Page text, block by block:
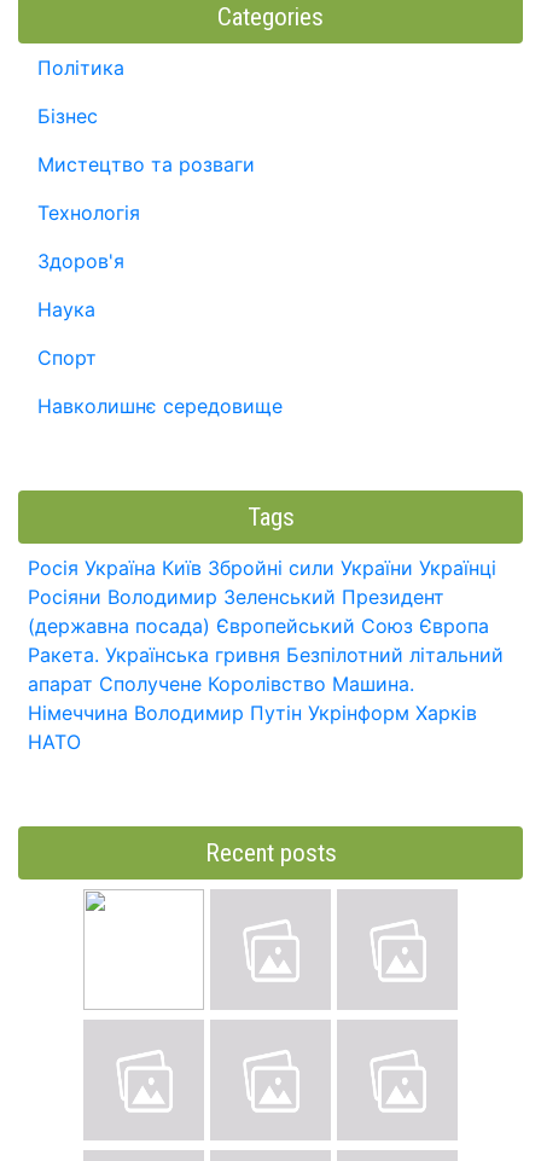
Categories
Політика
Бізнес
Мистецтво та розваги
Технологія
Здоров'я
Наука
Спорт
Навколишнє середовище
Tags
Росія Україна Київ Збройні сили України Українці
Росіяни Володимир Зеленський Президент
(державна посада) Європейський Союз Європа
Ракета. Українська гривня Безпілотний літальний
апарат Сполучене Королівство Машина.
Німеччина Володимир Путін Укрінформ Харків
НАТО
Recent posts